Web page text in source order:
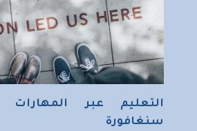
التعليم عبر المهارات
سنغافورة